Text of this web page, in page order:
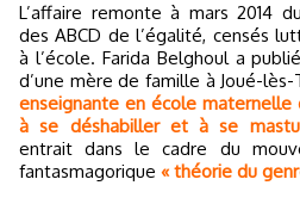
L’affaire remonte à mars 2014
des ABCD de l’égalité, censés
à l’école. Farida Belghoul a
d’une mère de famille à Joué-lès-
enseignante en école maternelle
à se déshabiller et à se
entrait dans le cadre du
fantasmagorique « théorie du